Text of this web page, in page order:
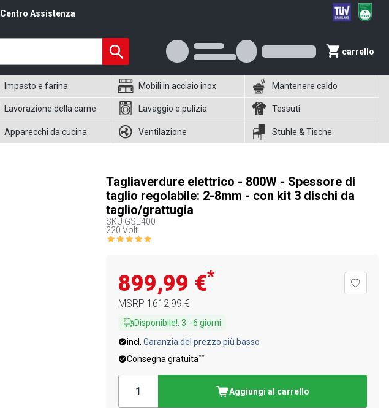
Centro Assistenza
carrello
Impasto e farina Mobili in acciaio inox Mantenere caldo
Lavorazione della carne Lavaggio e pulizia Tessuti
Apparecchi da cucina Ventilazione Stühle & Tische
Tagliaverdure elettrico - 800W - Spessore di
taglio regolabile: 2-8mm - con kit 3 dischi da
taglio/grattugia
SKU GSE400
220 Volt
899,99 €*
MSRP 1612,99 €
Disponibile!: 3 - 6 giorni
incl. Garanzia del prezzo più basso
Consegna gratuita**
Aggiungi al carrello